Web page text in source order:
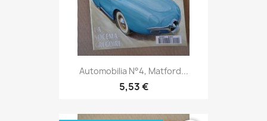
Automobilia N°4, Matford...
5,53 €